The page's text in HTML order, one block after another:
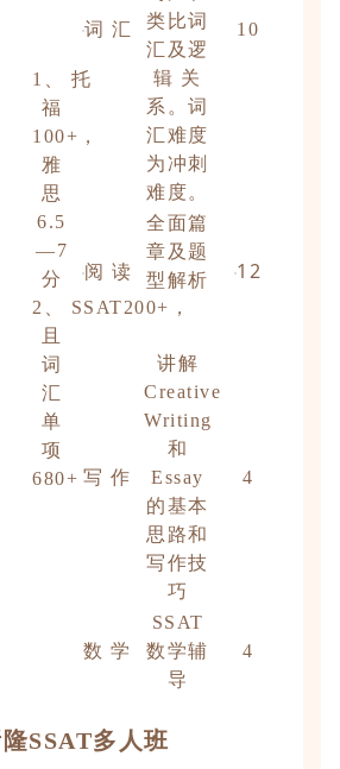
1、 托
福
100+，
雅
思
6.5
—7
分
2、 SSAT200+，
且
词
汇
单
项
680+
词 汇
类比词
汇及逻
辑 关
系。词
汇难度
为冲刺
难度。
10
阅 读
全面篇
章及题
型解析
12
写 作
讲解
Creative
Writing
和
Essay
的基本
思路和
写作技
巧
4
数 学
SSAT
数学辅
导
4
SSAT多人班